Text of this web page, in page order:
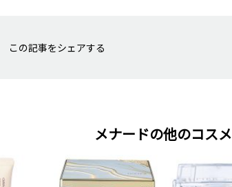
この記事をシェアする
メナードの他のコスメ